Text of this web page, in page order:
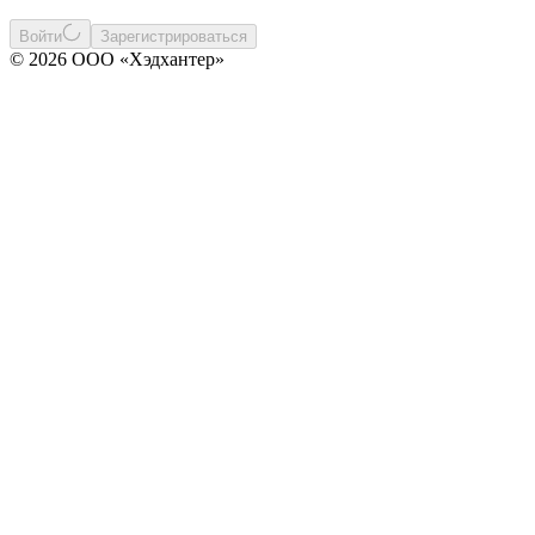
Войти Зарегистрироваться
© 2026 ООО «Хэдхантер»